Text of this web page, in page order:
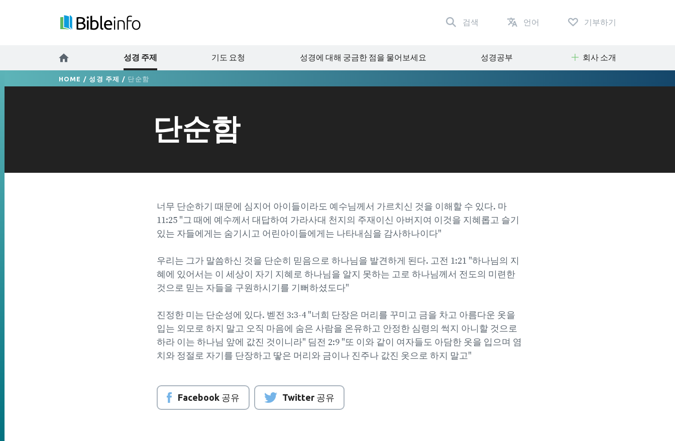
검색 언어 기부하기
성경 주제 기도 요청 성경에 대해 궁금한 점을 물어보세요 성경공부 회사 소개
HOME /성경 주제 / 단순함
단순함
너무 단순하기 때문에 심지어 아이들이라도 예수님께서 가르치신 것을 이해할 수 있다. 마
11:25 "그 때에 예수께서 대답하여 가라사대 천지의 주재이신 아버지여 이것을 지혜롭고 슬기
있는 자들에게는 숨기시고 어린아이들에게는 나타내심을 감사하나이다"
우리는 그가 말씀하신 것을 단순히 믿음으로 하나님을 발견하게 된다. 고전 1:21 "하나님의 지
혜에 있어서는 이 세상이 자기 지혜로 하나님을 알지 못하는 고로 하나님께서 전도의 미련한
것으로 믿는 자들을 구원하시기를 기뻐하셨도다"
진정한 미는 단순성에 있다. 벧전 3:3-4 "너희 단장은 머리를 꾸미고 금을 차고 아름다운 옷을
입는 외모로 하지 말고 오직 마음에 숨은 사람을 온유하고 안정한 심령의 썩지 아니할 것으로
하라 이는 하나님 앞에 값진 것이니라" 딤전 2:9 "또 이와 같이 여자들도 아담한 옷을 입으며 염
치와 정절로 자기를 단장하고 땋은 머리와 금이나 진주나 값진 옷으로 하지 말고"
Facebook 공유 Twitter 공유